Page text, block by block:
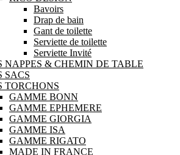
Bavoirs
Drap de bain
Gant de toilette
Serviette de toilette
Serviette Invité
NAPPES & CHEMIN DE TABLE
SACS
TORCHONS
GAMME BONN
GAMME EPHEMERE
GAMME GIORGIA
GAMME ISA
GAMME RIGATO
MADE IN FRANCE